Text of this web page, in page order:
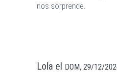
nos sorprende.
Lola el DOM, 29/12/